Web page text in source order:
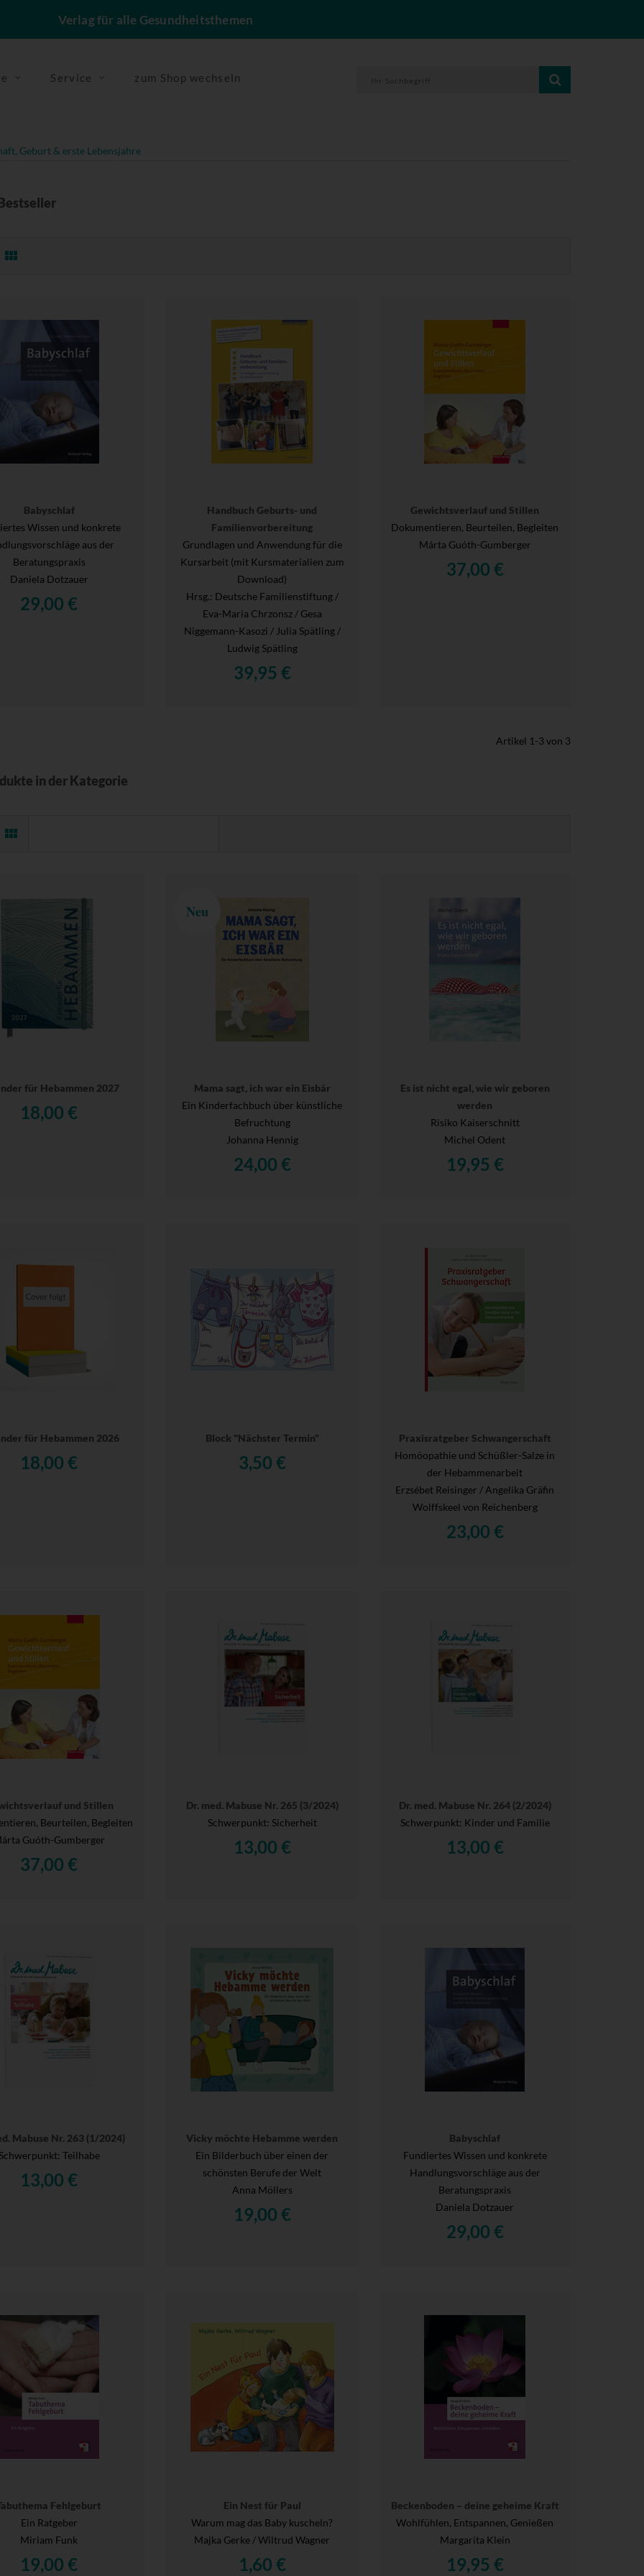
Verlag für alle Gesundheitsthemen
Service zum Shop wechseln
Geburt & erste Lebensjahre
Babyschlaf
Wissen und konkrete
aus der
Beratungspraxis
Daniela Dotzauer
29,00 €
Handbuch Geburts- und
Familienvorbereitung
Grundlagen und Anwendung für die
Kursarbeit (mit Kursmaterialien zum
Download)
Hrsg.: Deutsche Familienstiftung /
Eva-Maria Chrzonsz / Gesa
Niggemann-Kasozi / Julia Spätling /
Ludwig Spätling
39,95 €
Gewichtsverlauf und Stillen
Dokumentieren, Beurteilen, Begleiten
Márta Guóth-Gumberger
37,00 €
Artikel 1 -3 von 3
in der Kategorie
für Hebammen 2027
18,00 €
Neu
Mama sagt, ich war ein Eisbär
Ein Kinderfachbuch über künstliche
Befruchtung
Johanna Hennig
24,00 €
Es ist nicht egal, wie wir geboren
werden
Risiko Kaiserschnitt
Michel Odent
19,95 €
für Hebammen 2026
18,00 €
Block "Nächster Termin"
3,50 €
Praxisratgeber Schwangerschaft
Homöopathie und Schüßler-Salze in
der Hebammenarbeit
Erzsébet Reisinger / Angelika Gräfin
Wolffskeel von Reichenberg
23,00 €
und Stillen
Beurteilen, Begleiten
Guóth-Gumberger
37,00 €
Dr. med. Mabuse Nr. 265 (3/2024)
Schwerpunkt: Sicherheit
13,00 €
Dr. med. Mabuse Nr. 264 (2/2024)
Schwerpunkt: Kinder und Familie
13,00 €
Mabuse Nr. 263 (1/2024)
Teilhabe
13,00 €
Vicky möchte Hebamme werden
Ein Bilderbuch über einen der
schönsten Berufe der Welt
Anna Möllers
19,00 €
Babyschlaf
Fundiertes Wissen und konkrete
Handlungsvorschläge aus der
Beratungspraxis
Daniela Dotzauer
29,00 €
Fehlgeburt
Ein Ratgeber
Miriam Funk
19,00 €
Ein Nest für Paul
Warum mag das Baby kuscheln?
Majka Gerke / Wiltrud Wagner
1,60 €
Beckenboden – deine geheime Kraft
Wohlfühlen, Entspannen, Genießen
Margarita Klein
19,95 €